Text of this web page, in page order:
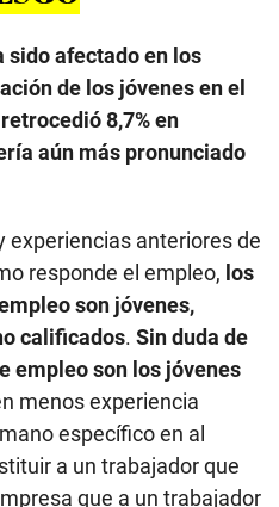
anteriores de
responde el empleo,
son jóvenes,
calificados .
menos experiencia
específico en al
a un trabajador que
que a un trabajador
y ya tiene 10
la planilla, se va
menos tiempo.